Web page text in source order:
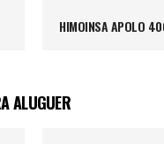
HIMOINSA APOLO
ALUGUER